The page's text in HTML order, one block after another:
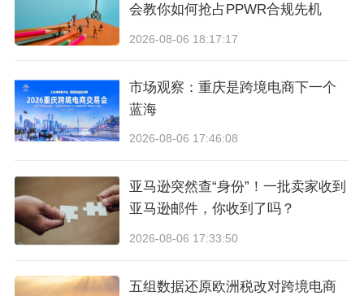
一个欧美消费者打开页面，心里真正的问题是：
"它和我现在用的那个有什么不同？"
"别人买了以后说什么？"
买家判断"值不值得买"的关键页面，对于仍在犹
会教你如何抢占PPWR合规先机
2026-08-06 18:17:17
市场观察：重庆是跨境电商下一个
蓝海
2026-08-06 17:46:08
亚马逊突然查“身份”！一批卖家收到
亚马逊邮件，你收到了吗？
2026-08-06 17:33:50
五组数据还原欧洲税改对跨境电商